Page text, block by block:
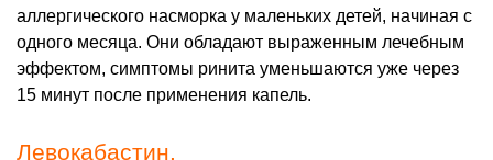
аллергического насморка у маленьких детей, начиная с
одного месяца. Они обладают выраженным лечебным
эффектом, симптомы ринита уменьшаются уже через
15 минут после применения капель.
Левокабастин.